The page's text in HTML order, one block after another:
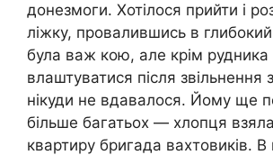
донезмоги. Хотілося прийти і
ліжку, провалившись в
була важ кою, але крім рудника
влаштуватися після звільнення
нікуди не вдавалося. Йому ще
більше багатьох — хлопця
квартиру бригада вахтовиків. В